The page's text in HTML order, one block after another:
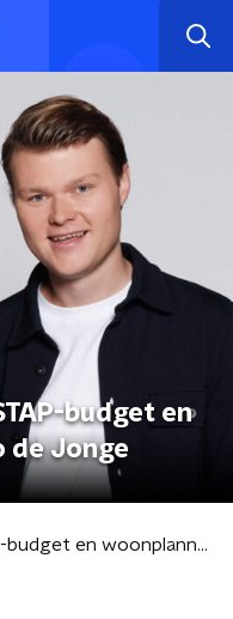
budget en
de Jonge
Dit is de Dag over STAP-budget en woonplannen Hugo de Jonge